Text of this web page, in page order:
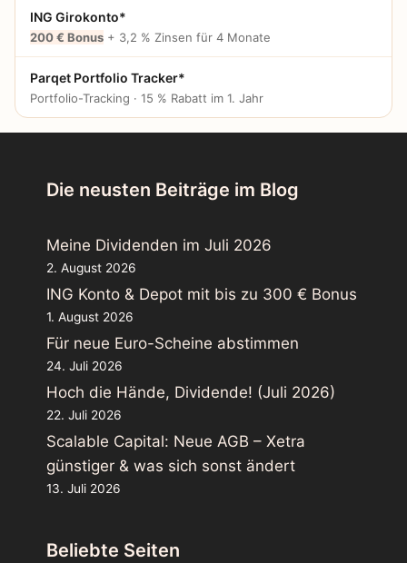
ING Girokonto*
200 € Bonus + 3,2 % Zinsen für 4 Monate
Parqet Portfolio Tracker*
Portfolio-Tracking · 15 % Rabatt im 1. Jahr
Die neusten Beiträge im Blog
Meine Dividenden im Juli 2026
2. August 2026
ING Konto & Depot mit bis zu 300 € Bonus
1. August 2026
Für neue Euro-Scheine abstimmen
24. Juli 2026
Hoch die Hände, Dividende! (Juli 2026)
22. Juli 2026
Scalable Capital: Neue AGB – Xetra
günstiger & was sich sonst ändert
13. Juli 2026
Beliebte Seiten